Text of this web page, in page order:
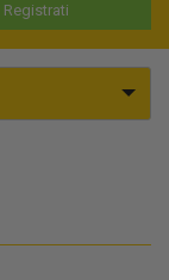
Registrati